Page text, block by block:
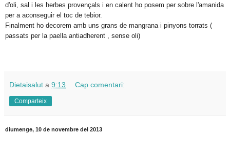
d'oli, sal i les herbes provençals i en calent ho posem per sobre l'amanida
per a aconseguir el toc de tebior.
Finalment ho decorem amb uns grans de mangrana i pinyons torrats (
passats per la paella antiadherent , sense oli)
Dietaisalut a 9:13 Cap comentari:
Comparteix
diumenge, 10 de novembre del 2013